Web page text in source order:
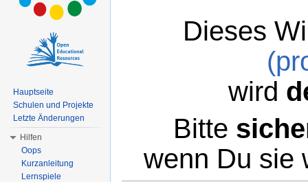
Dieses
wird
Bitte
wenn Du sie
Hauptseite
Schulen und Projekte
Letzte Änderungen
Hilfen
Oops
Kurzanleitung
Lernspiele